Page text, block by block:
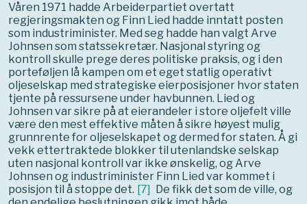
Våren 1971 hadde Arbeiderpartiet overtatt
regjeringsmakten og Finn Lied hadde inntatt posten
som industriminister. Med seg hadde han valgt Arve
Johnsen som statssekretær. Nasjonal styring og
kontroll skulle prege deres politiske praksis, og i den
porteføljen lå kampen om et eget statlig operativt
oljeselskap med strategiske eierposisjoner hvor staten
tjente på ressursene under havbunnen. Lied og
Johnsen var sikre på at eierandeler i store oljefelt ville
være den mest effektive måten å sikre høyest mulig
grunnrente for oljeselskapet og dermed for staten. Å gi
vekk ettertraktede blokker til utenlandske selskap
uten nasjonal kontroll var ikke ønskelig, og Arve
Johnsen og industriminister Finn Lied var kommet i
posisjon til å stoppe det. [7]
De fikk det som de ville, og